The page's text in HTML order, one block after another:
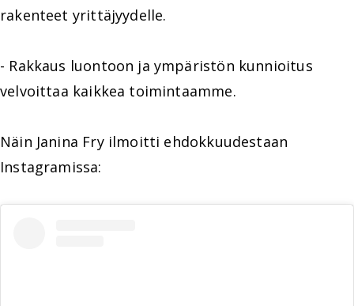
rakenteet yrittäjyydelle.
- Rakkaus luontoon ja ympäristön kunnioitus
velvoittaa kaikkea toimintaamme.
Näin Janina Fry ilmoitti ehdokkuudestaan
Instagramissa: